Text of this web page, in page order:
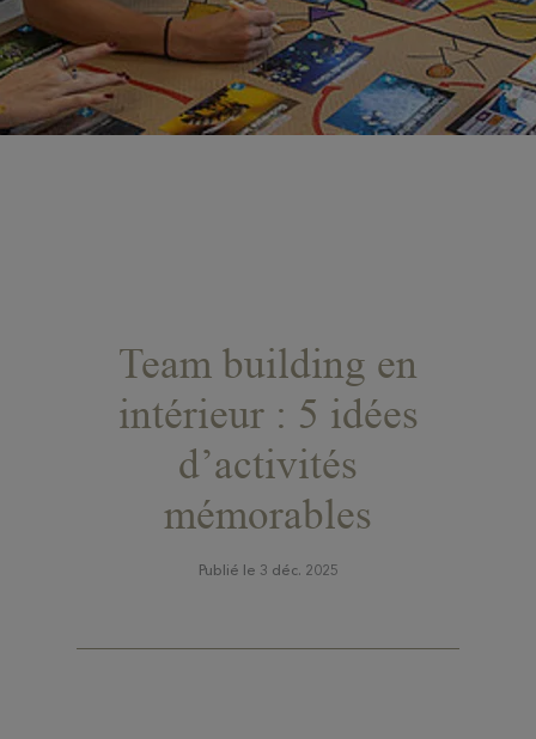
Team building en
intérieur : 5 idées
d’activités
mémorables
Publié le 3 déc. 2025